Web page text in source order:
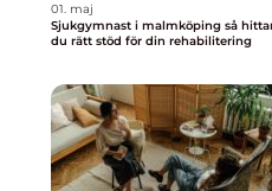
01. maj
Sjukgymnast i malmköping så hittar
du rätt stöd för din rehabilitering